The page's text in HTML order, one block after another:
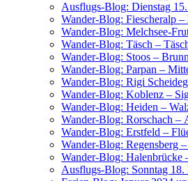
Aus­flugs-Blog: Diens­tag
Wan­der-Blog: Fie­scher­alp –
Wan­der-Blog: Melch­see-
Wan­der-Blog: Täsch –
Wan­der-Blog: Stoos –
Wan­der-Blog: Par­pan –
Wan­der-Blog: Rigi
Wan­der-Blog: Koblenz –
Wan­der-Blog: Hei­den –
Wan­der-Blog: Ror­schach –
Wan­der-Blog: Erst­feld –
Wan­der-Blog: Regens­berg
Wan­der-Blog: Halen­brü­cke
Aus­flugs-Blog: Sonn­tag 18.